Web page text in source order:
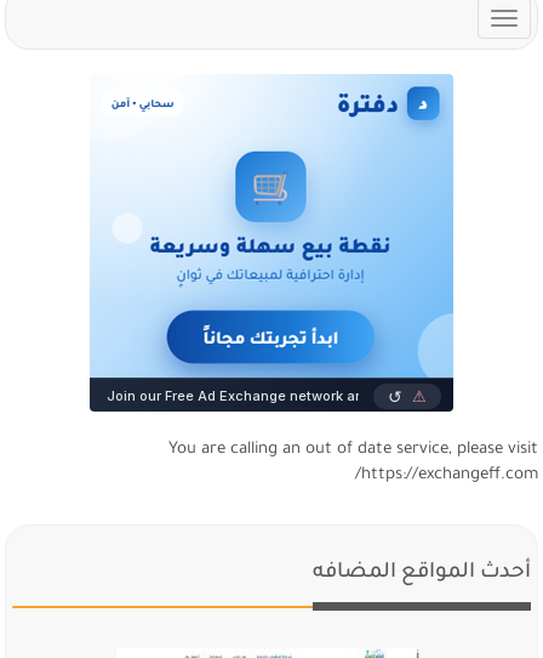
Toggle
navigation
You are calling an out of date service, please visit
https://exchangeff.com/
أحدث المواقع المضافه